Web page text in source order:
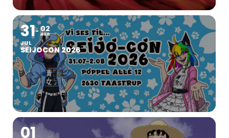
31
JUL
02
AUG
SEIJOCON 2026
01